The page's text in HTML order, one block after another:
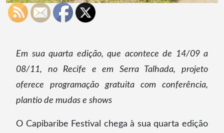
Em sua quarta edição, que acontece de 14/09 a
08/11, no Recife e em Serra Talhada, projeto
oferece programação gratuita com conferência,
plantio de mudas e shows
O Capibaribe Festival chega à sua quarta edição